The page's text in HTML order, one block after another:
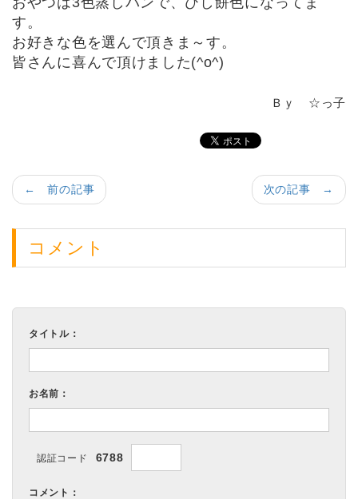
す。
お好きな色を選んで頂きま～す。
皆さんに喜んで頂けました(^o^)
Ｂｙ ☆っ子
次の記事 →
← 前の記事
コメント
タイトル：
お名前：
認証コード 6788
コメント：